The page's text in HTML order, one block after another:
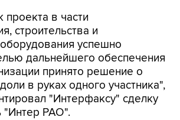
проекта в части
строительства и
успешно
дальнейшего обеспечения
принято решение о
в руках одного участника",
"Интерфаксу" сделку
"Интер РАО".